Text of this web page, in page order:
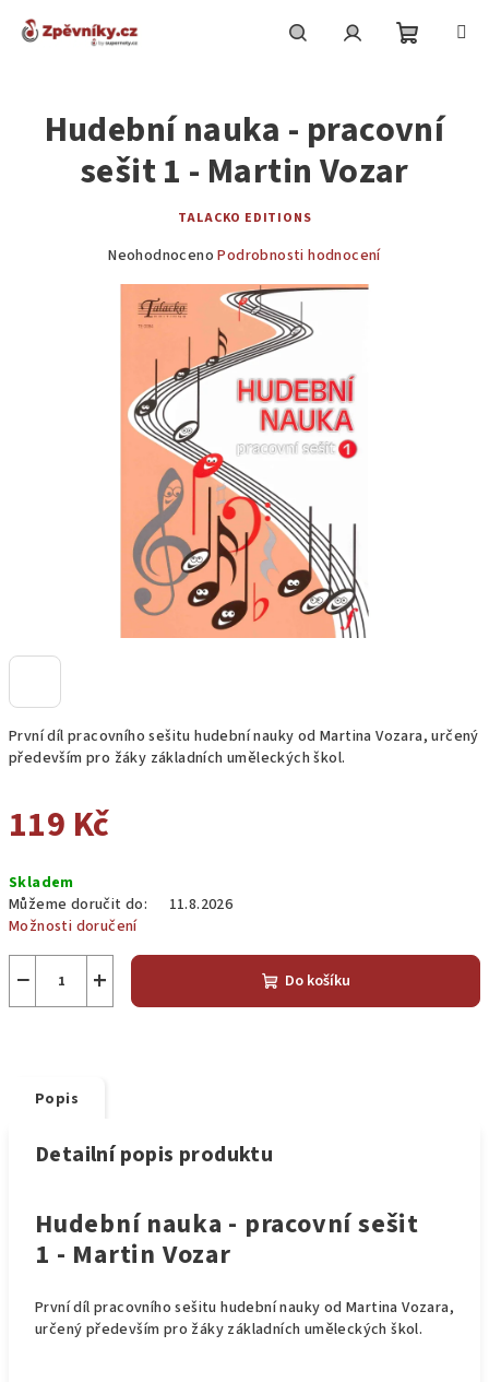
košík
První díl pracovního sešitu hudební nauky od Martina Vozara, určený
především pro žáky základních uměleckých škol.
119 Kč
cena:
Skladem
Můžeme doručit do:
11.8.2026
Možnosti doručení
+
− Do košíku
Hudební nauka - pracovní
sešit 1 - Martin Vozar
TALACKO EDITIONS
Průměrné
produktu
hvězdiček.
Neohodnoceno Podrobnosti hodnocení
Popis
Detailní popis produktu
Hudební nauka - pracovní sešit
1 - Martin Vozar
První díl pracovního sešitu hudební nauky od Martina Vozara,
určený především pro žáky základních uměleckých škol.